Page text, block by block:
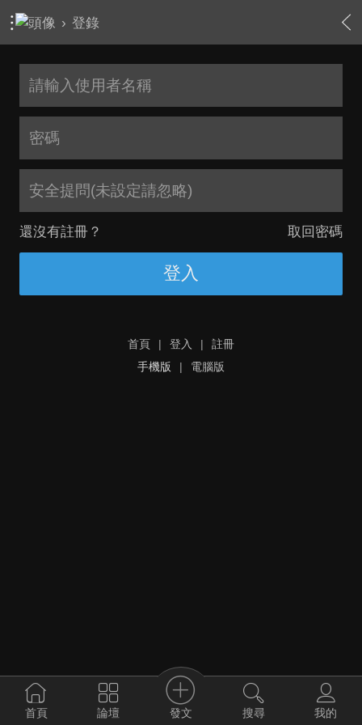
› 登錄
安全提問(未設定請忽略)
還沒有註冊？ 取回密碼
登入
首頁 | 登入 |
註冊
手機版
| 電腦版
首頁 論壇 發文 搜尋 我的